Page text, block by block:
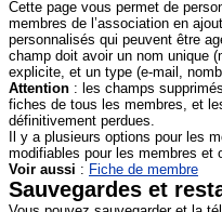
Cette page vous permet de
membres de l’association en
personnalisés qui peuvent être
champ doit avoir un nom unique
explicite, et un type (e-mail,
Attention : les champs
fiches de tous les membres, et
définitivement perdues.
Il y a plusieurs options pour les
modifiables pour les membres et
Voir aussi : Fiche de membre
Sauvegardes et